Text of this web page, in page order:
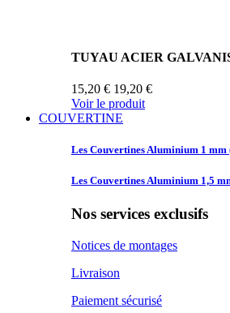
TUYAU ACIER
15,20 € 19,20 €
Voir le produit
COUVERTINE
Les CouvertinesAluminium 1 mm
Les CouvertinesAluminium 1,5
Nos services exclusifs
Notices de montages
Livraison
Paiement sécurisé